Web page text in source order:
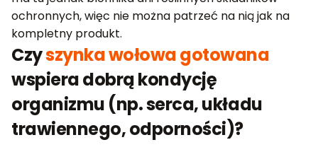
ochronnych, więc nie można patrzeć na nią jak na
kompletny produkt.
Czyszynka wołowa gotowana
wspiera dobrą kondycję
organizmu (np. serca, układu
trawiennego, odporności)?